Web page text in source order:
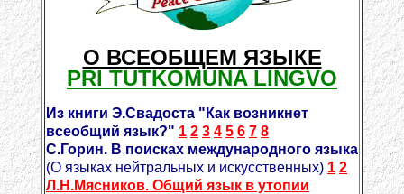
О ВСЕОБЩЕМ ЯЗЫКЕ
PRI TUTKOMUNA LINGVO
Из книги Э.Свадоста "Как возникнет
всеобщий язык?" 1 2 3 4 5 6 7 8
С.Горин. В поисках международного языка
(О языках нейтральных и искусственных) 1 2
Л.Н.Мясников. Общий язык в утопии